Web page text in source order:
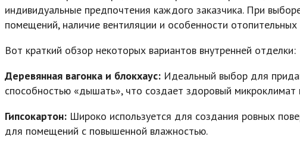
индивидуальные предпочтения каждого заказчика. При
помещений, наличие вентиляции и особенности отопительных
Вот краткий обзор некоторых вариантов внутренней отделки:
Деревянная вагонка и блокхаус: Идеальный выбор для
способностью «дышать», что создает здоровый
Гипсокартон: Широко используется для создания ровных
для помещений с повышенной влажностью.